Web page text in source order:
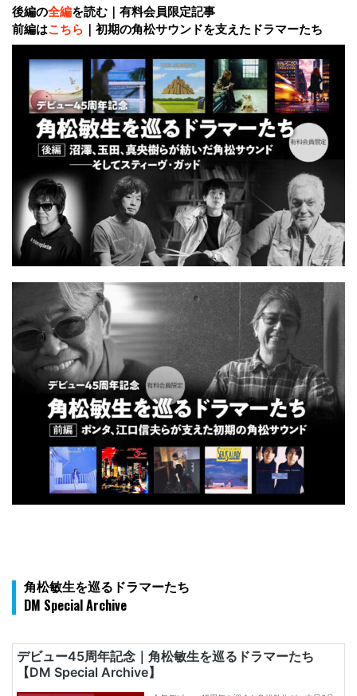
後編の全編を読む｜有料会員限定記事
前編はこちら ｜初期の角松サウンドを支えたドラマーたち
角松敏生を巡るドラマーたち
DM Special Archive